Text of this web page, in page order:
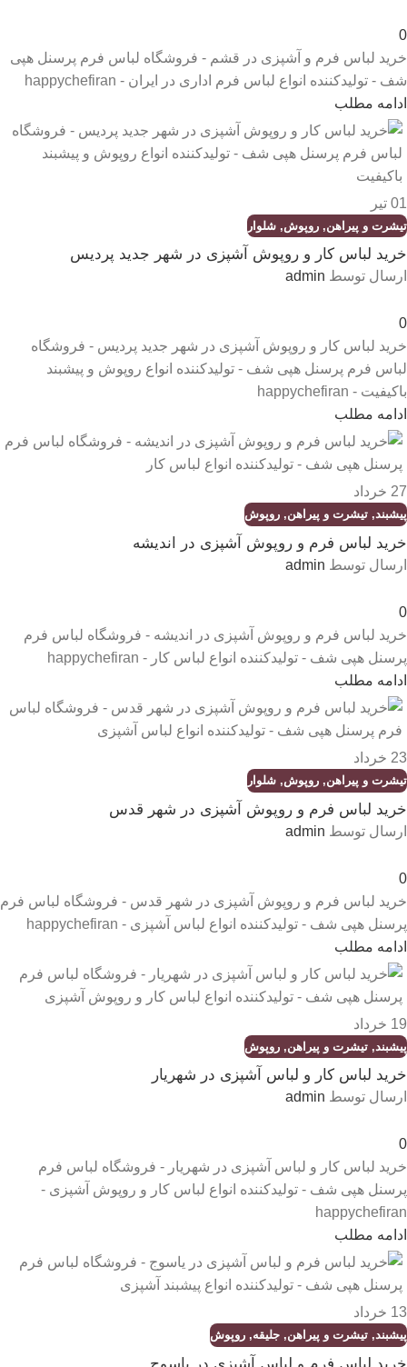
0
خرید لباس فرم و آشپزی در قشم - فروشگاه لباس فرم پرسنل هپی
شف - تولیدکننده انواع لباس فرم اداری در ایران - happychefiran
ادامه مطلب
01 تیر
تیشرت و پیراهن, روپوش, شلوار
خرید لباس کار و روپوش آشپزی در شهر جدید پردیس
ارسال توسط admin
0
خرید لباس کار و روپوش آشپزی در شهر جدید پردیس - فروشگاه
لباس فرم پرسنل هپی شف - تولیدکننده انواع روپوش و پیشبند
باکیفیت - happychefiran
ادامه مطلب
27 خرداد
پیشبند, تیشرت و پیراهن, روپوش
خرید لباس فرم و روپوش آشپزی در اندیشه
ارسال توسط admin
0
خرید لباس فرم و روپوش آشپزی در اندیشه - فروشگاه لباس فرم
پرسنل هپی شف - تولیدکننده انواع لباس کار - happychefiran
ادامه مطلب
23 خرداد
تیشرت و پیراهن, روپوش, شلوار
خرید لباس فرم و روپوش آشپزی در شهر قدس
ارسال توسط admin
0
خرید لباس فرم و روپوش آشپزی در شهر قدس - فروشگاه لباس فرم
پرسنل هپی شف - تولیدکننده انواع لباس آشپزی - happychefiran
ادامه مطلب
19 خرداد
پیشبند, تیشرت و پیراهن, روپوش
خرید لباس کار و لباس آشپزی در شهریار
ارسال توسط admin
0
خرید لباس کار و لباس آشپزی در شهریار - فروشگاه لباس فرم
پرسنل هپی شف - تولیدکننده انواع لباس کار و روپوش آشپزی -
happychefiran
ادامه مطلب
13 خرداد
پیشبند, تیشرت و پیراهن, جلیقه, روپوش